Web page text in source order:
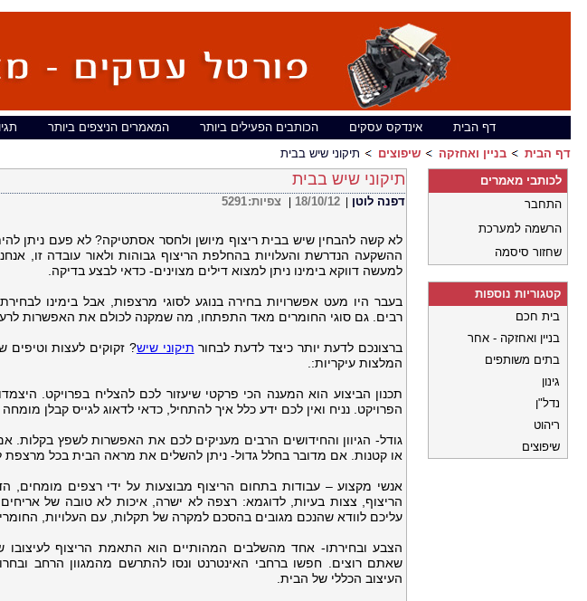
דף הבית אינדקס עסקים הכותבים הפעילים ביותר המאמרים הניצפים ביותר
דף הבית
בניין ואחזקה שיפוצים תיקוני שיש בבית
תיקוני שיש בבית
דפנה לוטן 18/10/12 צפיות:5291
לא קשה להבחין שיש בבית ריצוף מיושן ולחסר אסתטיקה? לא פעם ניתן
ההשקעה הנדרשת והעלויות בהחלפת הריצוף גבוהות ולאור עובדה זו,
למעשה דווקא בימינו ניתן למצוא דילים מצוינים- כדאי לבצע בדיקה.
בעבר היו מעט אפשרויות בחירה בנוגע לסוגי מרצפות, אבל בימינו
רבים. גם סוגי החומרים מאד התפתחו, מה שמקנה לכולם את האפשרות
ברצונכם לדעת יותר כיצד לדעת לבחור תיקוני שיש? זקוקים לעצות
המלצות עיקריות:.
תכנון הביצוע הוא המענה הכי פרקטי שיעזור לכם להצליח בפרויקט.
הפרויקט. נניח ואין לכם ידע כלל איך להתחיל, כדאי לדאוג לגייס קבלן
גודל- הגיוון והחידושים הרבים מעניקים לכם את האפשרות לשפץ בקלות.
או קטנות. אם מדובר בחלל גדול- ניתן להשלים את מראה הבית בכל מרצפת ללא
אנשי מקצוע – עבודות בתחום הריצוף מבוצעות על ידי רצפים מומחים,
הריצוף, צצות בעיות, לדוגמא: רצפה לא ישרה, איכות לא טובה של
עליכם לוודא שהנכם מגובים בהסכם למקרה של תקלות, עם העלויות,
הצבע ובחירתו- אחד מהשלבים המהותיים הוא התאמת הריצוף
שאתם רוצים. חפשו ברחבי האינטרנט ונסו להתרשם מהמגוון הרחב
העיצוב הכללי של הבית.
לכותבי מאמרים
התחבר
הרשמה למערכת
שחזור סיסמה
קטגוריות נוספות
בית חכם
בניין ואחזקה - אחר
בתים משותפים
גינון
נדל"ן
ריהוט
שיפוצים